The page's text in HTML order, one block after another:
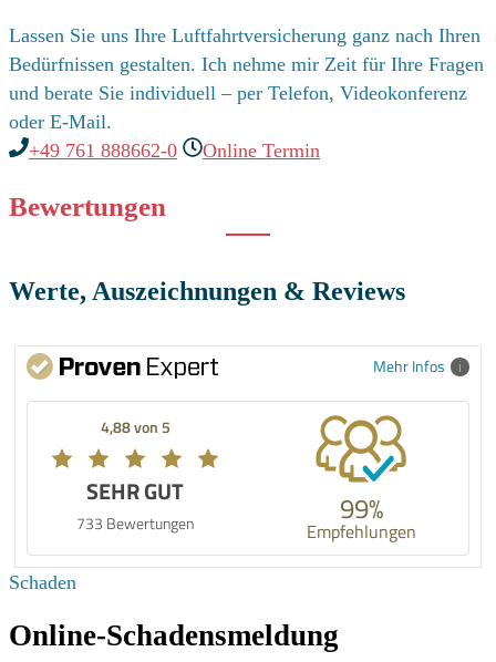
Lassen Sie uns Ihre Luftfahrtversicherung ganz nach Ihren
Bedürfnissen gestalten. Ich nehme mir Zeit für Ihre Fragen
und berate Sie individuell – per Telefon, Videokonferenz
oder E-Mail.
+49 761 888662-0
Online Termin
Bewertungen
Werte, Auszeichnungen & Reviews
Mehr Infos
4,88 von 5
SEHR GUT
733 Bewertungen 99%
Empfehlungen
Schaden
Online-Schadensmeldung